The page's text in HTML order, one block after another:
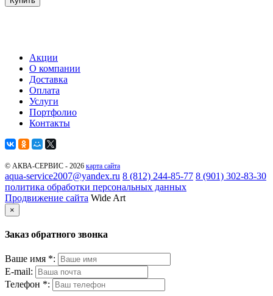
Акции
О компании
Доставка
Оплата
Услуги
Портфолио
Контакты
© АКВА-СЕРВИС - 2026 карта сайта
aqua-service2007@yandex.ru 8 (812) 244-85-77 8 (901) 302-83-30
политика обработки персональных данных
Продвижение сайта Wide Art
×
Заказ обратного звонка
Ваше имя *:
E-mail:
Телефон *: